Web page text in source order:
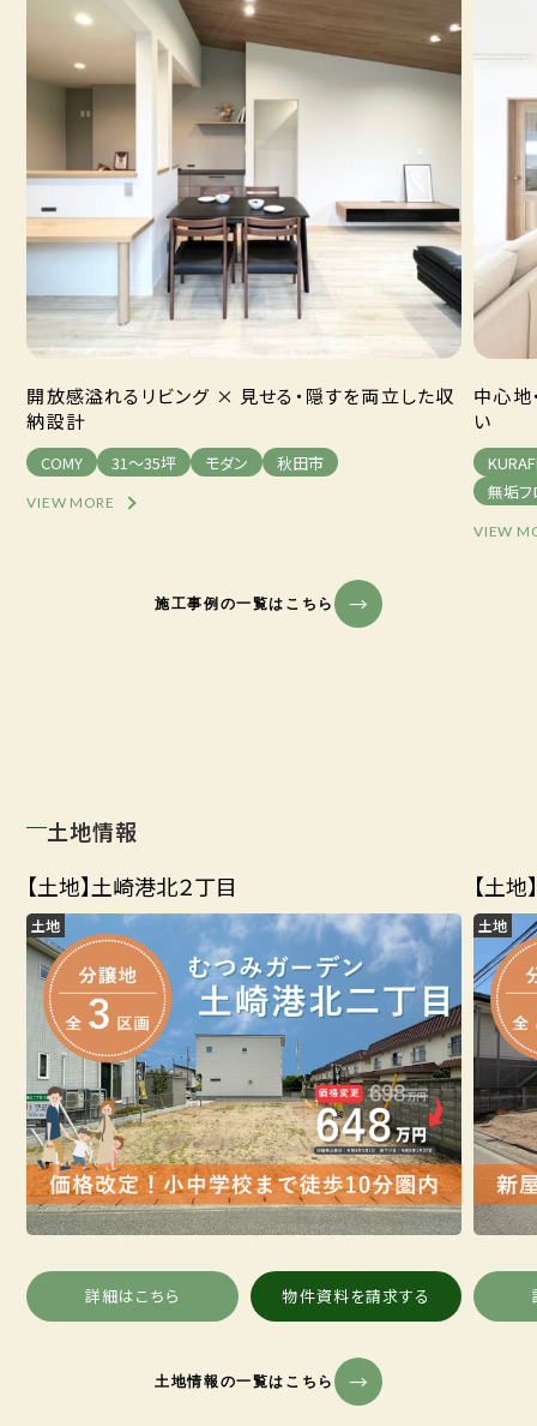
開放感溢れるリビング × 見せる・隠すを両立した収
納設計
COMY 31～35坪 モダン 秋田市
VIEW MORE
中心地
い
無垢フ
VIEW
施工事例の一覧はこちら
土地情報
【土地】土崎港北２丁目
土地
詳細はこちら 物件資料を請求する
【土
土地
土地情報の一覧はこちら